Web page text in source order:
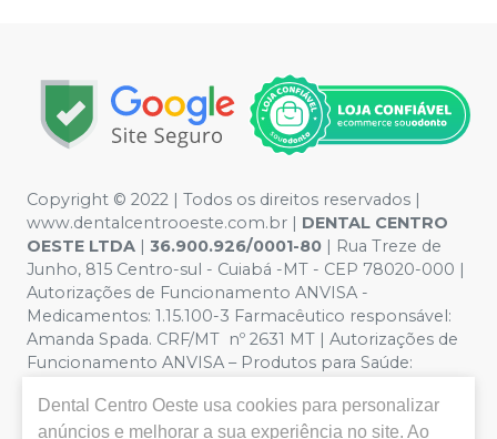
Copyright © 2022 | Todos os direitos reservados |
www.dentalcentrooeste.com.br | DENTAL CENTRO
OESTE LTDA | 36.900.926/0001-80 | Rua Treze de
Junho, 815 Centro-sul - Cuiabá -MT - CEP 78020-000 |
Autorizações de Funcionamento ANVISA -
Medicamentos: 1.15.100-3 Farmacêutico responsável:
Amanda Spada. CRF/MT nº 2631 MT | Autorizações de
Funcionamento ANVISA – Produtos para Saúde:
Segurança - Fotos meramente ilustrativas - Os preços e
condições da loja virtual estão sujeitos a alterações. Em
Dental Centro Oeste usa cookies para personalizar
anúncios e melhorar a sua experiência no site. Ao